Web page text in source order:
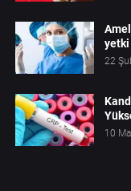
yetki
22
10